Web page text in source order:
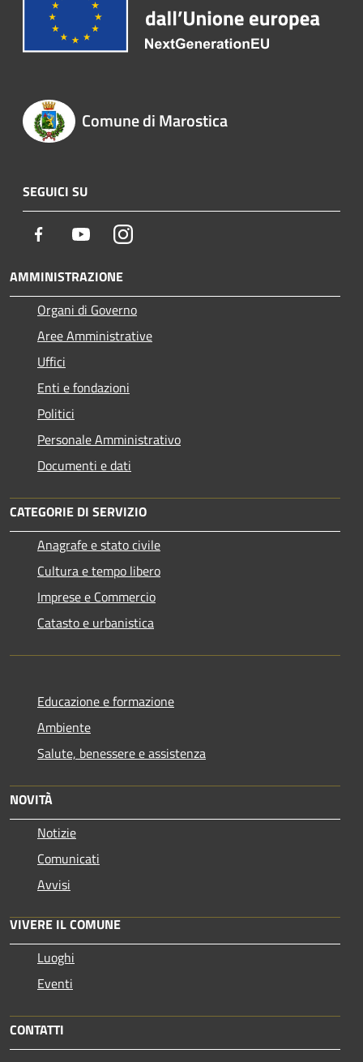
Comune di Marostica
SEGUICI SU
Facebook YoutubeInstagram
AMMINISTRAZIONE
Organi di Governo
Aree Amministrative
Uffici
Enti e fondazioni
Politici
Personale Amministrativo
Documenti e dati
CATEGORIE DI SERVIZIO
Anagrafe e stato civile
Cultura e tempo libero
Imprese e Commercio
Catasto e urbanistica
Educazione e formazione
Ambiente
Salute, benessere e assistenza
NOVITÀ
Notizie
Comunicati
Avvisi
VIVERE IL COMUNE
Luoghi
Eventi
CONTATTI